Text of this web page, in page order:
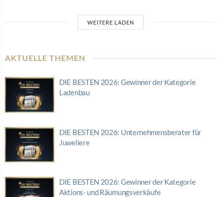
WEITERE LADEN
AKTUELLE THEMEN
DIE BESTEN 2026: Gewinner der Kategorie
Ladenbau
DIE BESTEN 2026: Unternehmensberater für
Juweliere
DIE BESTEN 2026: Gewinner der Kategorie
Aktions- und Räumungsverkäufe